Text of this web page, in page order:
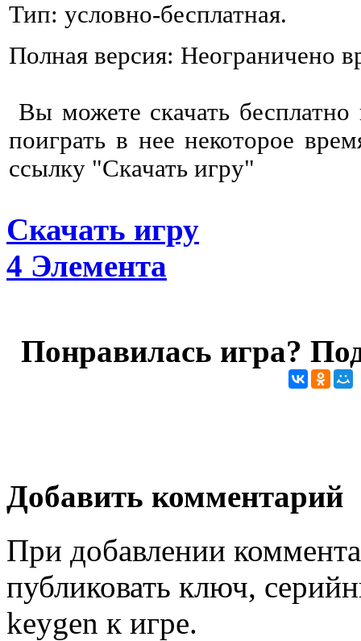
Тип: условно-бесплатная.
Полная версия: Неограничено
Вы можете скачать
поиграть в нее некоторое
ссылку "Скачать игру"
Скачать игру
4 Элемента
Понравилась игра?
Добавить комментарий
При добавлении
публиковать ключ,
keygen к игре.